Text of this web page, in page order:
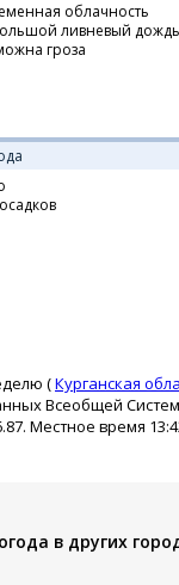
облачность
ливневый
гроза
(Курганская
Всеобщей
Местное время
в других